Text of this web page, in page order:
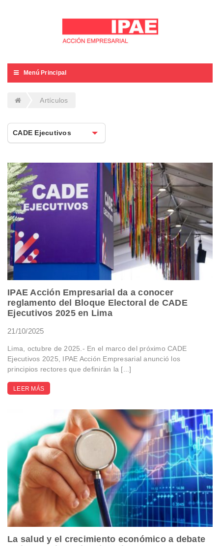
Menú Principal
Artículos
CADE Ejecutivos
CADE Ejecutivos
IPAE Acción Empresarial da a conocer
reglamento del Bloque Electoral de CADE
Ejecutivos 2025 en Lima
21/10/2025
Lima, octubre de 2025.- En el marco del próximo CADE
Ejecutivos 2025, IPAE Acción Empresarial anunció los
principios rectores que definirán la [...]
LEER MÁS
La salud y el crecimiento económico a debate